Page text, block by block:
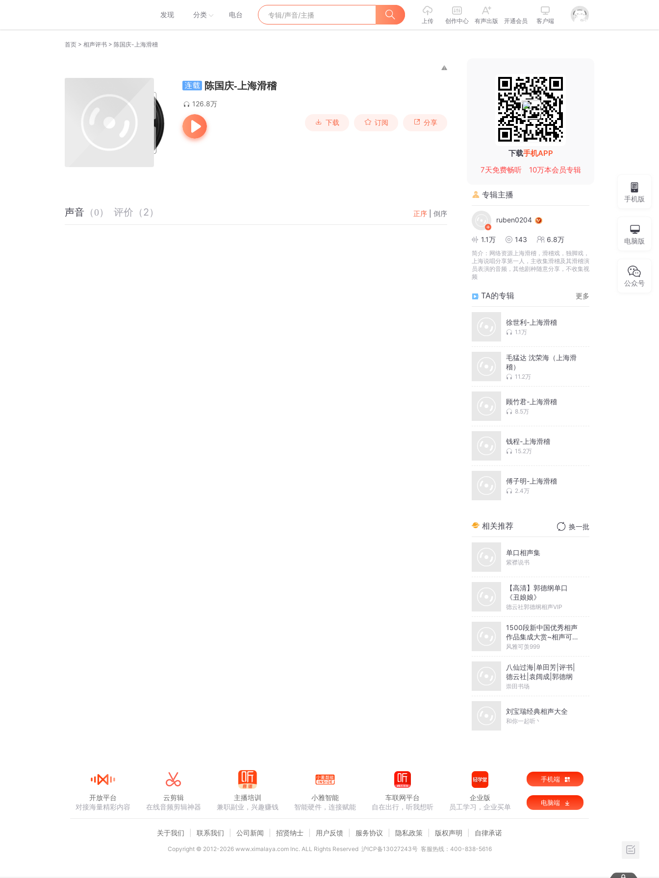
发现 分类 电台
上传 创作中心 有声出版 开通会员 客户端
首页 > 相声评书 > 陈国庆-上海滑稽
陈国庆-上海滑稽
126.8万
下载 订阅 分享
声音 （0） 评价 （2） 正序 倒序
下载手机APP
7天免费畅听
10万本会员专辑
专辑主播
ruben0204
1.1万 143 6.8万
简介： 网络资源上海滑稽，滑稽戏，独脚戏，
上海说唱分享第一人，主收集滑稽及其滑稽演
员表演的音频，其他剧种随意分享，不收集视
频
TA的专辑 更多
徐世利-上海滑稽
1.1万
毛猛达 沈荣海（上海滑
稽）
11.2万
顾竹君-上海滑稽
8.5万
钱程-上海滑稽
15.2万
傅子明-上海滑稽
2.4万
相关推荐 换一批
单口相声集
紫襟说书
【高清】郭德纲单口
《丑娘娘》
德云社郭德纲相声VIP
1500段新中国优秀相声
作品集成大赏~相声可以
这样美
风雅可羡999
八仙过海|单田芳|评书|
德云社|袁阔成|郭德纲
崇田书场
刘宝瑞经典相声大全
和你一起听丶
手机版
电脑版
公众号
开放平台
对接海量精彩内容
云剪辑
在线音频剪辑神器
主播培训
兼职副业，兴趣赚钱
小雅智能
智能硬件，连接赋能
车联网平台
自在出行，听我想听
企业版
员工学习，企业买单
手机端
电脑端
关于我们 联系我们 公司新闻 招贤纳士 用户反馈 服务协议 隐私政策 版权声明 自律承诺
Copyright © 2012-2026www.ximalaya.com lnc. ALL Rights Reserved 沪ICP备13027243号 客服热线：400-838-5616